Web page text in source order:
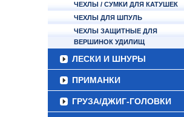
ЧЕХЛЫ / СУМКИ ДЛЯ КАТУШЕК
ЧЕХЛЫ ДЛЯ ШПУЛЬ
ЧЕХЛЫ ЗАЩИТНЫЕ ДЛЯ
ВЕРШИНОК УДИЛИЩ
ЛЕСКИ И ШНУРЫ
ПРИМАНКИ
ГРУЗА/ДЖИГ-ГОЛОВКИ